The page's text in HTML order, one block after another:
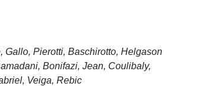
Gallo,Pierotti,Baschirotto,Helgason
Bonifazi, Jean, Coulibaly,
Veiga, Rebic